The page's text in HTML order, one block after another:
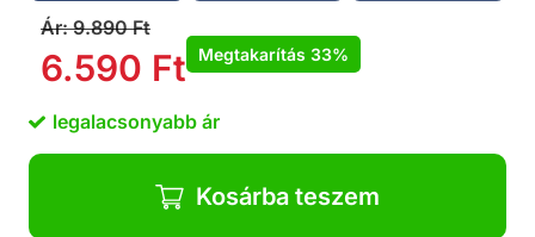
Két különböző méretskála
A csomag tartalma: 1x kihúzható mérőszalag
Ár:9.890Ft
6.590 Ft Megtakarítás 33%
legalacsonyabb ár
Kosárba teszem